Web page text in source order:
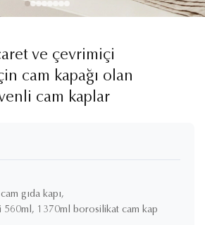
ve çevrimiçi
cam kapağı olan
cam kaplar
gıda kapı,
560ml, 1370ml borosilikat cam kap